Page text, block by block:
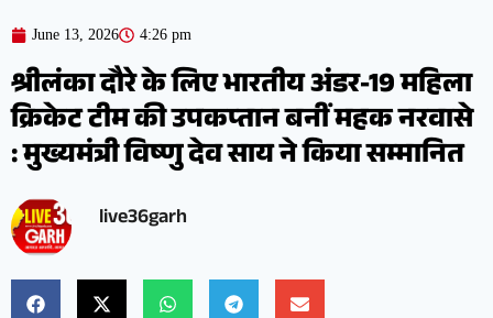
June 13, 2026 4:26 pm
श्रीलंका दौरे के लिए भारतीय अंडर-19 महिला
क्रिकेट टीम की उपकप्तान बनीं महक नरवासे
: मुख्यमंत्री विष्णु देव साय ने किया सम्मानित
live36garh